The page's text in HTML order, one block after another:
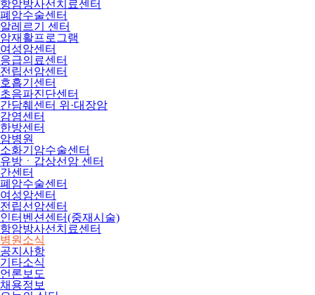
항암방사선치료센터
폐암수술센터
알레르기 센터
암재활프로그램
여성암센터
응급의료센터
전립선암센터
호흡기센터
초음파진단센터
간담췌센터 위·대장암
감염센터
한방센터
암병원
소화기암수술센터
유방ㆍ갑상선암 센터
간센터
폐암수술센터
여성암센터
전립선암센터
인터벤션센터(중재시술)
항암방사선치료센터
병원소식
공지사항
기타소식
언론보도
채용정보